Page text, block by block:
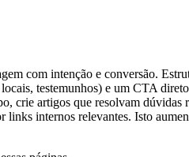
com intenção e conversão.
testemunhos) e um CTA
crie artigos que resolvam
internos relevantes. Isto